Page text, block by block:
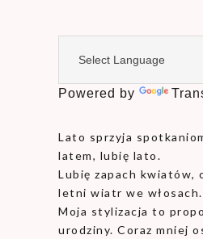
Powered by
Lato sprzyja
latem, lubię lato.
Lubię zapach kwiatów,
letni wiatr we włosach.
Moja stylizacja to
urodziny. Coraz mniej